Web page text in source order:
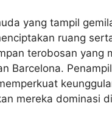
yang tampil
ruang
terobosan yang
Barcelona.
mereka dominasi